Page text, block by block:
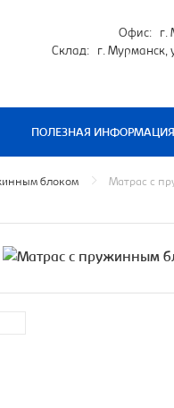
Офис: г.
Склад: г. Мурманск,
ПОЛЕЗНАЯ ИНФОРМАЦИЯ
блоком Матрас с